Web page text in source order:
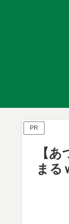
PR
【
まる